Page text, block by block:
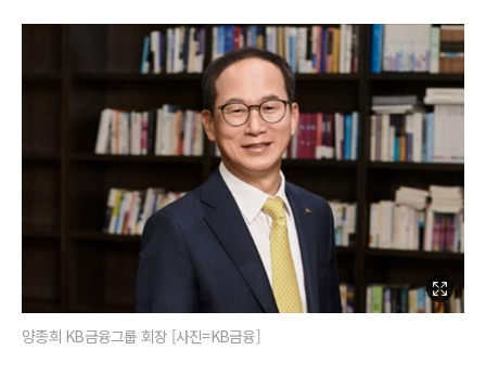
양종희 KB금융그룹 회장 [사진=KB금융]